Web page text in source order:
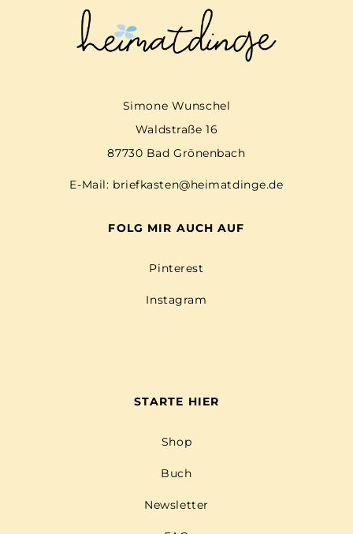
Simone Wunschel
Waldstraße 16
87730 Bad Grönenbach
E-Mail: briefkasten@heimatdinge.de
FOLG MIR AUCH AUF
Pinterest
Instagram
STARTE HIER
Shop
Buch
Newsletter